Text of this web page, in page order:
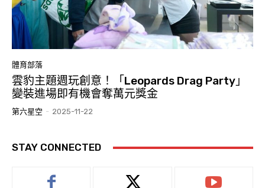
體育部落
雲豹主題週玩創意！「Leopards Drag Party」
變裝進場即有機會奪萬元獎金
第六星空 - 2025-11-22
STAY CONNECTED